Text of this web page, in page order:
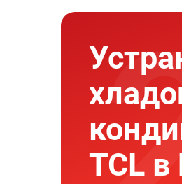
TCL в